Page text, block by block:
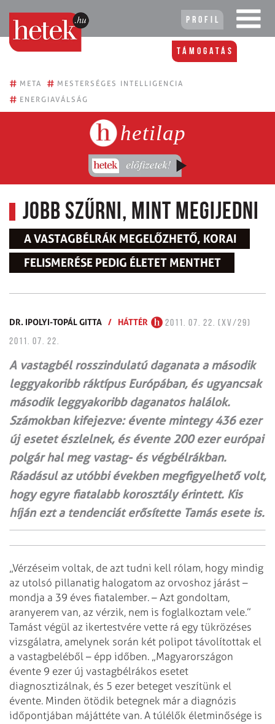
Profil
Támogatás
# META # MESTERSÉGES INTELLIGENCIA
# ENERGIAVÁLSÁG
hetilap
Jobb szűrni, mint megijedni
A VASTAGBÉLRÁK MEGELŐZHETŐ, KORAI
FELISMERÉSE PEDIG ÉLETET MENTHET
DR. IPOLYI-TOPÁL GITTA / HÁTTÉR
2011. 07. 22. (XV/29)
2011. 07. 22.
A vastagbél rosszindulatú daganata a második
leggyakoribb ráktípus Európában, és ugyan­csak
második leggyakoribb daganatos halálok.
Számokban kifejezve: évente mintegy 436 ezer
új esetet észlelnek, és évente 200 ezer európai
polgár hal meg vastag- és végbél­rákban.
Ráadásul az utóbbi években meg­figyelhető volt,
hogy egyre fiatalabb korosztály érintett. Kis
híján ezt a tendenciát erősítette Tamás esete is.
„Vérzéseim voltak, de azt tudni kell rólam, hogy mindig
az utolsó pillanatig halogatom az orvoshoz járást –
mondja a 39 éves fiatalember. – Azt gondoltam,
aranyerem van, az vérzik, nem is foglalkoztam vele.”
Tamást végül az ikertestvére vette rá egy tükrözéses
vizsgálatra, amelynek során két polipot távolítottak el
a vastagbeléből – épp időben. „Magyarországon
évente 9 ezer új vastagbélrákos esetet
diagnosztizálnak, és 5 ezer beteget veszítünk el
évente. Minden ötödik betegnek már a diagnózis
időpontjában májáttéte van. A túlélők életminősége is